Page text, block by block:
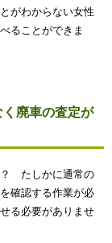
がわからない女性
ることができま
廃車の査定が
？ たしかに通常の
確認する作業が必
る必要がありませ